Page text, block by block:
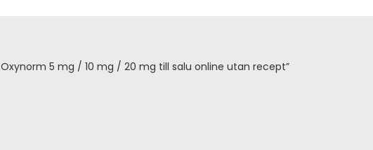
5 mg / 10 mg / 20 mg till salu online utan recept”